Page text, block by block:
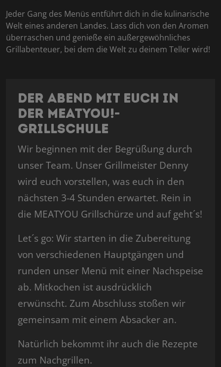
Jeder Gang des Menüs entführt dich in die kulinarische
Welt eines anderen Landes. Lass dich von den Aromen
überraschen und genieße ein außergewöhnliches
Grillabenteuer, bei dem die Welt zu deinem Teller wird!
Der Abend mit euch in
der MeatYou!-
Grillschule
Wir beginnen mit der Begrüßung durch
unser Team. Unser Grillmeister Denny
wird euch vorstellen, was euch in den
nächsten 3-4 Stunden erwartet. Rein in
die MEATYOU Grillschürze und auf geht´s!
Let´s go: Wir starten in die Zubereitung
von verschiedenen Hauptgängen und
runden unser Menü mit einer Nachspeise
ab. Mitkochen ist ausdrücklich
erwünscht. Zum Abschluss stoßen wir
gemeinsam mit einem Absacker an.
Natürlich bekommt ihr auch die Rezepte
zum Nachgrillen.